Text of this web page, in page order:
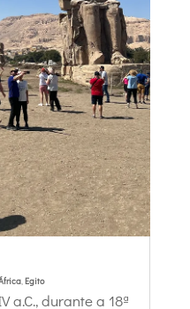
, Egito
a.C., durante a 18ª